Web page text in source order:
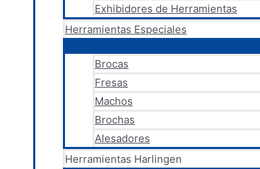
Exhibidores de Herramientas
Herramientas Especiales
Brocas
Fresas
Machos
Brochas
Alesadores
Herramientas Harlingen